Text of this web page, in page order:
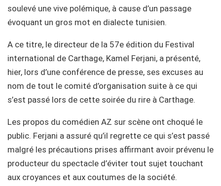
soulevé une vive polémique, à cause d’un passage
évoquant un gros mot en dialecte tunisien.
A ce titre, le directeur de la 57e édition du Festival
international de Carthage, Kamel Ferjani, a présenté,
hier, lors d’une conférence de presse, ses excuses au
nom de tout le comité d’organisation suite à ce qui
s’est passé lors de cette soirée du rire à Carthage.
Les propos du comédien AZ sur scène ont choqué le
public. Ferjani a assuré qu’il regrette ce qui s’est passé
malgré les précautions prises affirmant avoir prévenu le
producteur du spectacle d’éviter tout sujet touchant
aux croyances et aux coutumes de la société.